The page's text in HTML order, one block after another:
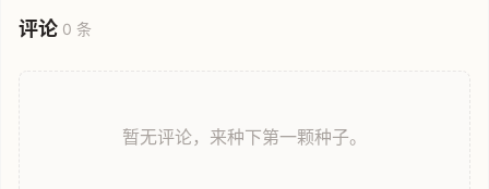
评论 0 条
暂无评论，来种下第一颗种子。